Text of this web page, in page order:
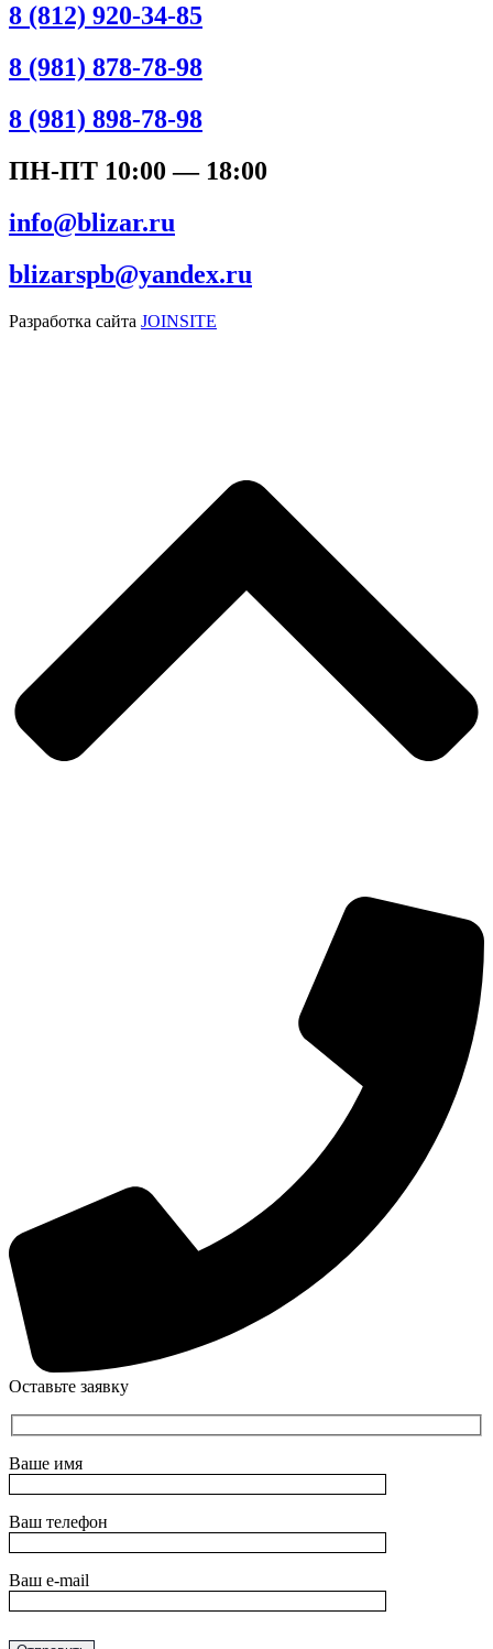
8 (812) 920-34-85
8 (981) 878-78-98
8 (981) 898-78-98
ПН-ПТ 10:00 — 18:00
info@blizar.ru
blizarspb@yandex.ru
Разработка сайта JOINSITE
Оставьте заявку
Ваше имя
Ваш телефон
Ваш e-mail